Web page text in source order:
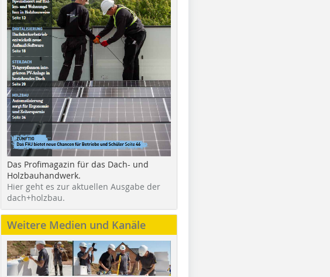
Das Profimagazin für das Dach- und
Holzbauhandwerk.
Hier geht es zur aktuellen Ausgabe der
dach+holzbau.
Weitere Medien und Kanäle